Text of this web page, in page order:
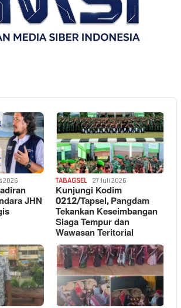
2026
JHN
TABAGSEL 27 Juli 2026
Kunjungi Kodim
0212/Tapsel, Pangdam
Tekankan Keseimbangan
Siaga Tempur dan
Wawasan Teritorial